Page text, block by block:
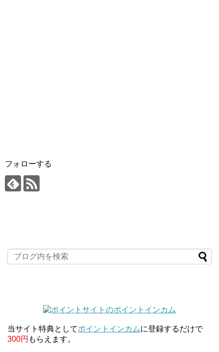
フォローする
当サイト特典としてポイントインカムに登録するだけで
300円 もらえます。